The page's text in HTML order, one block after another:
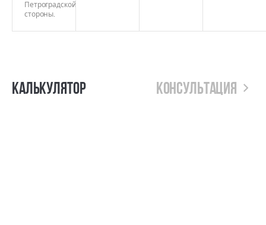
Петроградской
стороны.
Калькулятор Консультация